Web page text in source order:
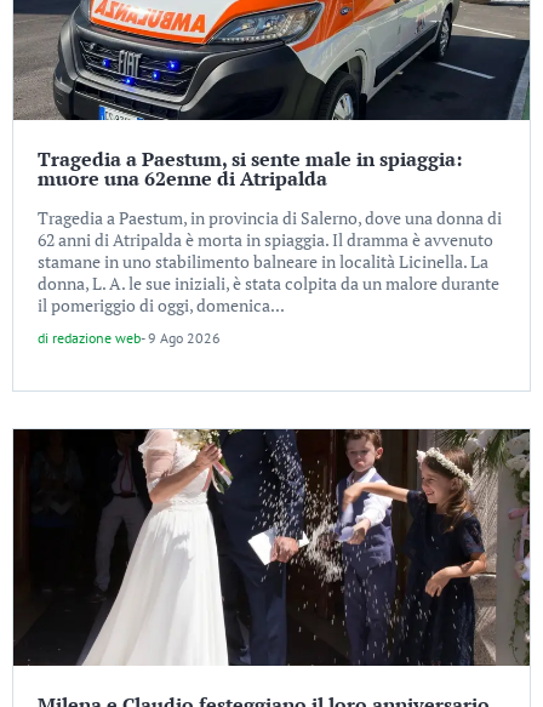
Tragedia a Paestum, si sente male in spiaggia:
muore una 62enne di Atripalda
Tragedia a Paestum, in provincia di Salerno, dove una donna di
62 anni di Atripalda è morta in spiaggia. Il dramma è avvenuto
stamane in uno stabilimento balneare in località Licinella. La
donna, L. A. le sue iniziali, è stata colpita da un malore durante
il pomeriggio di oggi, domenica...
di redazione web-9 Ago 2026